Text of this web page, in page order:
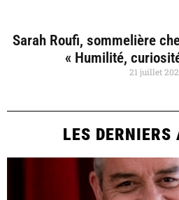
Sarah Roufi, sommelière
« Humilité,
21 juillet
LES DERNIERS